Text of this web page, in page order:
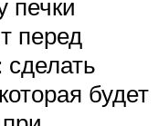
печки
перед
сделать
будет